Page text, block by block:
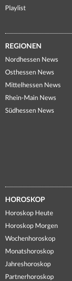
Playlist
REGIONEN
Nordhessen News
Osthessen News
Mittelhessen News
Rhein-Main News
Südhessen News
HOROSKOP
Horoskop Heute
Horoskop Morgen
Wochenhoroskop
Monatshoroskop
Jahreshoroskop
Partnerhoroskop